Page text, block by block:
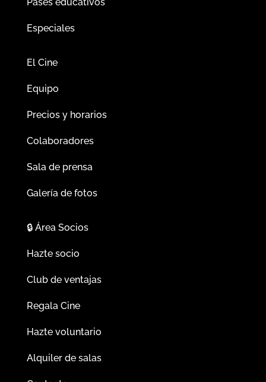
Pases educativos
Especiales
El Cine
Equipo
Precios y horarios
Colaboradores
Sala de prensa
Galería de fotos
🔒Área Socios
Hazte socio
Club de ventajas
Regala Cine
Hazte voluntario
Alquiler de salas